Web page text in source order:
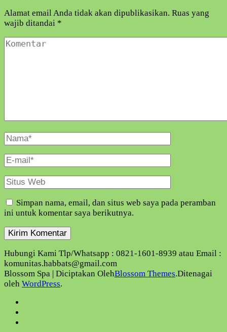
Alamat email Anda tidak akan dipublikasikan. Ruas yang
wajib ditandai *
Komentar
Nama
Lengkap
E-
Mail
Situs
Web
Simpan nama, email, dan situs web saya pada peramban
ini untuk komentar saya berikutnya.
Hubungi Kami Tlp/Whatsapp : 0821-1601-8939 atau Email :
komunitas.habbats@gmail.com
Blossom Spa | Diciptakan OlehBlossom Themes.Ditenagai
oleh WordPress.